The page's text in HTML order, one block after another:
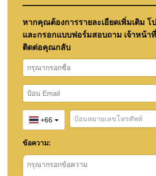
René พื้นที่ใช้สอยประมาณ 292 ตาราง
นอน 5 ห้องน้ำ
Renoir พื้นที่ใช้สอยประมาณ 325 ตาร
Double Volume และห้องแม่บ้าน
Rembrandt พื้นที่ใช้สอยประมาณ 387
ห้องนอน พร้อมบันไดโค้งและพื้นที่ขนา
ทุกแบบบ้านออกแบบให้ตอบโจทย์การอ
พร้อมพื้นที่ใช้สอยที่กว้างขวางและรอง
ในระยะยาว
REKHA Pattaya เป็นโครงการที่เหมาะ
หากคุณต้องการรายละเอียดเพิ่มเติม
และกรอกแบบฟอร์มสอบถาม เจ้าหน้าที่
ติดต่อคุณกลับ
+66
ข้อความ: